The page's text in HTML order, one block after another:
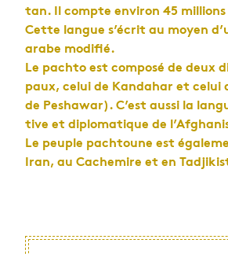
tan. Il compte envi­ron 45
Cette langue s’écrit au moyen
arabe modi­fié.
Le pachto est com­posé de deux
paux, celui de Kan­da­har et celui
de Pesha­war). C’est aussi la
tive et diplo­ma­tique de
Le peuple pach­toune est
Iran, au Cache­mire et en